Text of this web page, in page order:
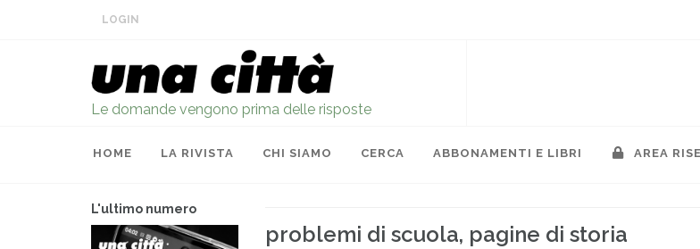
LOGIN
Le domande vengono prima delle risposte
HOME LA RIVISTA CHI SIAMO CERCA ABBONAMENTI E LIBRI AREA
L'ultimo numero
problemi di scuola, pagine di storia